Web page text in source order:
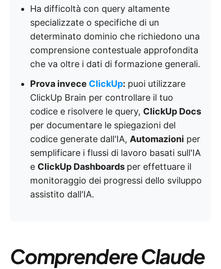
Ha difficoltà con query altamente
specializzate o specifiche di un
determinato dominio che richiedono una
comprensione contestuale approfondita
che va oltre i dati di formazione generali.
Prova invece ClickUp: puoi utilizzare
ClickUp Brain per controllare il tuo
codice e risolvere le query, ClickUp Docs
per documentare le spiegazioni del
codice generate dall'IA, Automazioni per
semplificare i flussi di lavoro basati sull'IA
e ClickUp Dashboards per effettuare il
monitoraggio dei progressi dello sviluppo
assistito dall'IA.
Comprendere Claude